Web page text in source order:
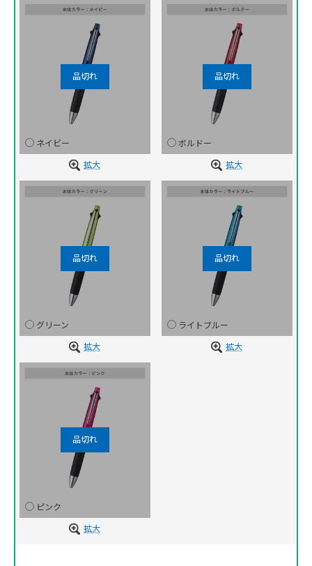
ネイビー
拡大
ボルドー
拡大
グリーン
拡大
ライトブルー
拡大
ピンク
拡大